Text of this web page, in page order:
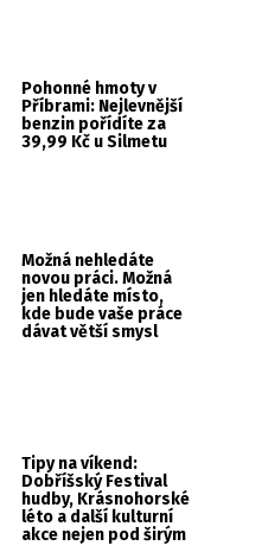
Pohonné hmoty v
Příbrami: Nejlevnější
benzin pořídíte za
39,99 Kč u Silmetu
Možná nehledáte
novou práci. Možná
jen hledáte místo,
kde bude vaše práce
dávat větší smysl
Tipy na víkend:
Dobříšský Festival
hudby, Krásnohorské
léto a další kulturní
akce nejen pod širým